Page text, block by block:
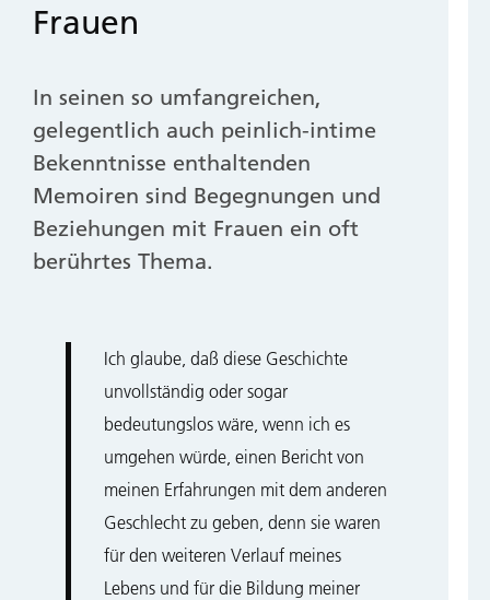
Frauen
In seinen so umfangreichen,
gelegentlich auch peinlich-intime
Bekenntnisse enthaltenden
Memoiren sind Begegnungen und
Beziehungen mit Frauen ein oft
berührtes Thema.
Ich glaube, daß diese Geschichte
unvollständig oder sogar
bedeutungslos wäre, wenn ich es
umgehen würde, einen Bericht von
meinen Erfahrungen mit dem anderen
Geschlecht zu geben, denn sie waren
für den weiteren Verlauf meines
Lebens und für die Bildung meiner